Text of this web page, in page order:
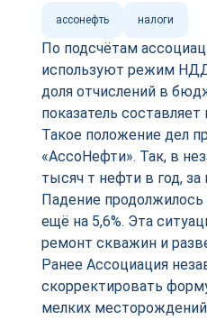
ассонефть налоги
По подсчётам
используют режим
доля отчислений в
показатель
Такое положение дел
«АссоНефти». Так, в
тысяч т нефти в год, за
Падение
ещё на 5,6%. Эта
ремонт скважин и
Ранее Ассоциация
скорректировать
мелких